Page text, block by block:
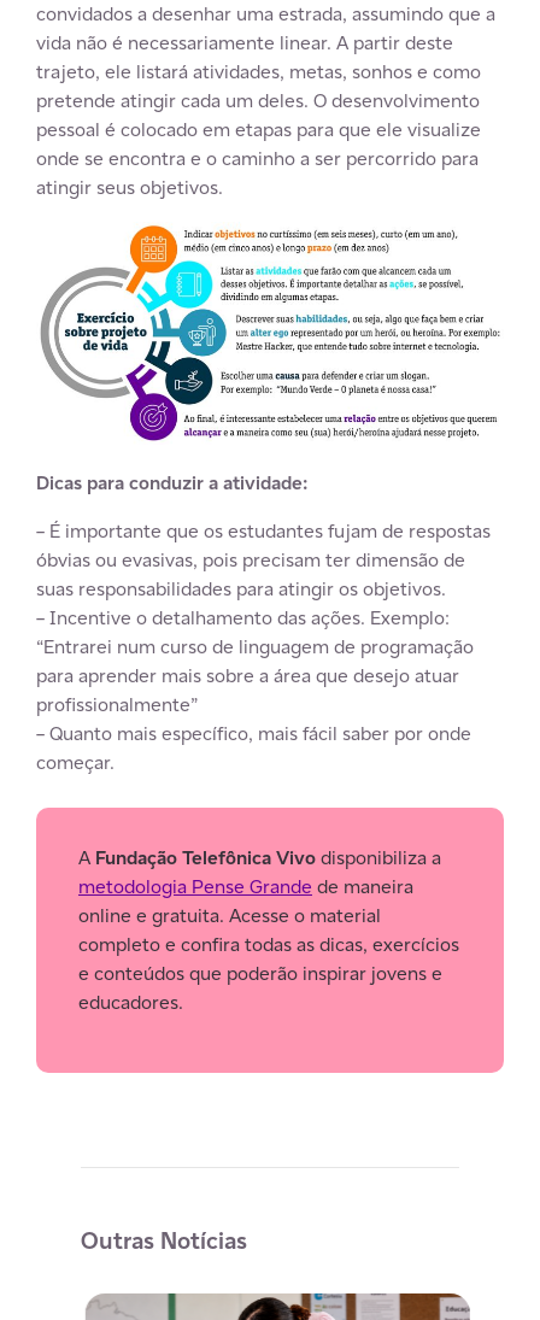
convidados a desenhar uma estrada, assumindo que a
vida não é necessariamente linear. A partir deste
trajeto, ele listará atividades, metas, sonhos e como
pretende atingir cada um deles. O desenvolvimento
pessoal é colocado em etapas para que ele visualize
onde se encontra e o caminho a ser percorrido para
atingir seus objetivos.
Dicas para conduzir a atividade:
– É importante que os estudantes fujam de respostas
óbvias ou evasivas, pois precisam ter dimensão de
suas responsabilidades para atingir os objetivos.
– Incentive o detalhamento das ações. Exemplo:
“Entrarei num curso de linguagem de programação
para aprender mais sobre a área que desejo atuar
profissionalmente”
– Quanto mais específico, mais fácil saber por onde
começar.
A Fundação Telefônica Vivodisponibiliza a
metodologia Pense Grande de maneira
online e gratuita. Acesse o material
completo e confira todas as dicas, exercícios
e conteúdos que poderão inspirar jovens e
educadores.
Outras Notícias